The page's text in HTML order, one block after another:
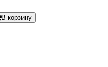
В корзину